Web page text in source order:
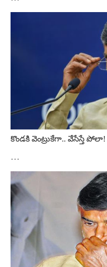
కొండకి వెంట్రుకేగా.. వేసేస్తే పోలా!
…